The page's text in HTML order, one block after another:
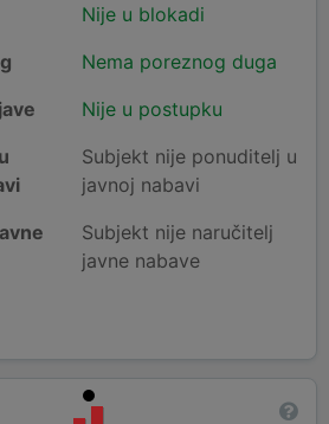
Nije u blokadi
Nema poreznog duga
Nije u postupku
Subjekt nije ponuditelj u
javnoj nabavi
Subjekt nije naručitelj
javne nabave